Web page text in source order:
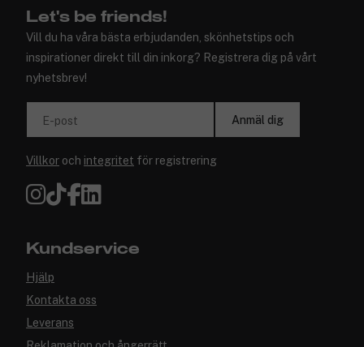
Let's be friends!
Vill du ha våra bästa erbjudanden, skönhetstips och
inspirationer direkt till din inkorg? Registrera dig på vårt
nyhetsbrev!
E-post Anmäl dig
Villkor och integritet för registrering
Kundservice
Hjälp
Kontakta oss
Leverans